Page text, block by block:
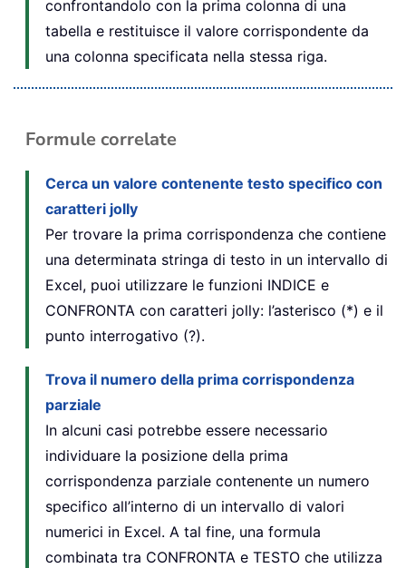
confrontandolo con la prima colonna di una
tabella e restituisce il valore corrispondente da
una colonna specificata nella stessa riga.
Formule correlate
Cerca un valore contenente testo specifico con
caratteri jolly
Per trovare la prima corrispondenza che contiene
una determinata stringa di testo in un intervallo di
Excel, puoi utilizzare le funzioni INDICE e
CONFRONTA con caratteri jolly: l’asterisco (*) e il
punto interrogativo (?).
Trova il numero della prima corrispondenza
parziale
In alcuni casi potrebbe essere necessario
individuare la posizione della prima
corrispondenza parziale contenente un numero
specifico all’interno di un intervallo di valori
numerici in Excel. A tal fine, una formula
combinata tra CONFRONTA e TESTO che utilizza